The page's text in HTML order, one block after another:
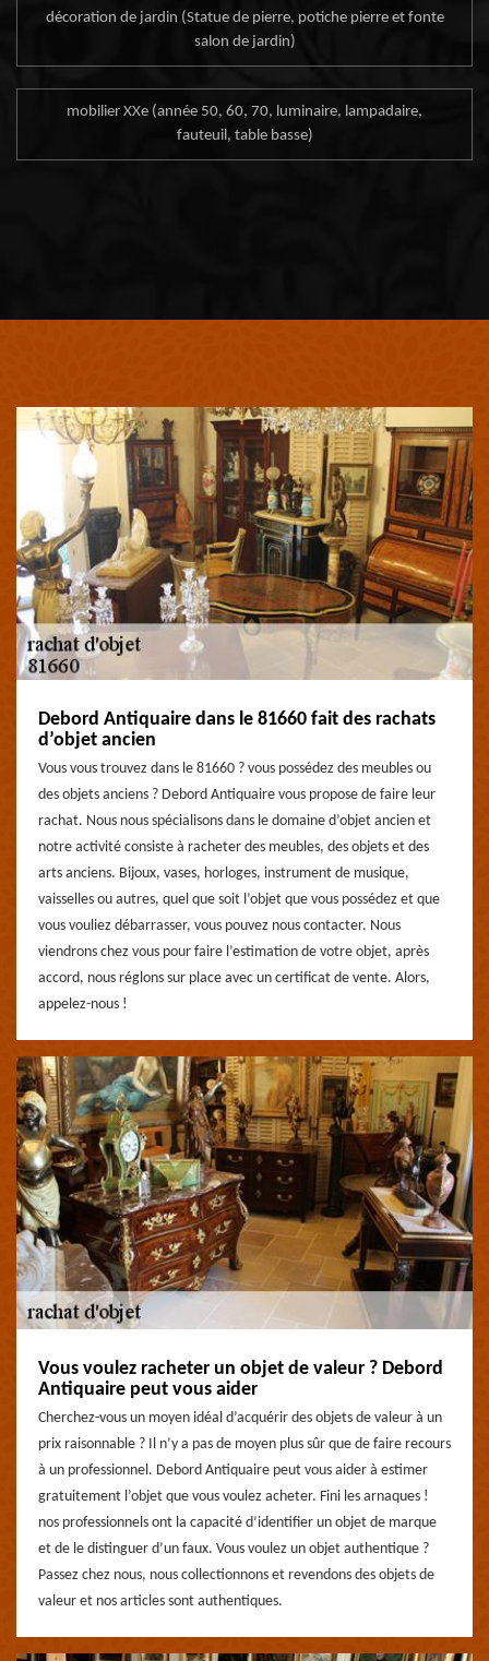
décoration de jardin (Statue de pierre, potiche pierre et fonte
salon de jardin)
mobilier XXe (année 50, 60, 70, luminaire, lampadaire,
fauteuil, table basse)
Debord Antiquaire dans le 81660 fait des rachats
d’objet ancien
Vous vous trouvez dans le 81660 ? vous possédez des meubles ou
des objets anciens ? Debord Antiquaire vous propose de faire leur
rachat. Nous nous spécialisons dans le domaine d’objet ancien et
notre activité consiste à racheter des meubles, des objets et des
arts anciens. Bijoux, vases, horloges, instrument de musique,
vaisselles ou autres, quel que soit l’objet que vous possédez et que
vous vouliez débarrasser, vous pouvez nous contacter. Nous
viendrons chez vous pour faire l’estimation de votre objet, après
accord, nous réglons sur place avec un certificat de vente. Alors,
appelez-nous !
Vous voulez racheter un objet de valeur ? Debord
Antiquaire peut vous aider
Cherchez-vous un moyen idéal d’acquérir des objets de valeur à un
prix raisonnable ? Il n’y a pas de moyen plus sûr que de faire recours
à un professionnel. Debord Antiquaire peut vous aider à estimer
gratuitement l’objet que vous voulez acheter. Fini les arnaques !
nos professionnels ont la capacité d’identifier un objet de marque
et de le distinguer d’un faux. Vous voulez un objet authentique ?
Passez chez nous, nous collectionnons et revendons des objets de
valeur et nos articles sont authentiques.